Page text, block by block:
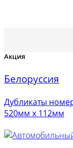
Акция
Белоруссия
Дубликаты
520мм х 112мм